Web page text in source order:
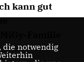
kann gut
Familie
die notwendig